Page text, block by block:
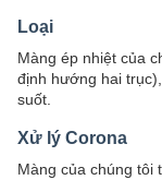
Loại
Màng ép nhiệt của
định hướng hai
suốt.
Xử lý Corona
Màng của chúng tôi